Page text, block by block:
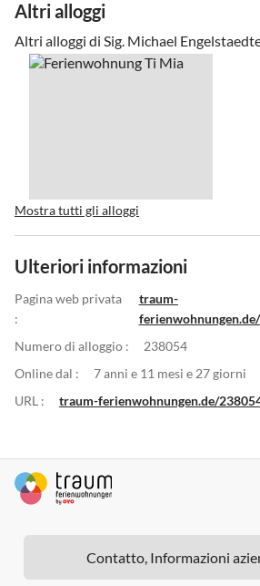
Altri alloggi
Altri alloggi di Sig. Michael
Mostra tutti gli alloggi
Ulteriori informazioni
Pagina web privata
:
traum-
Numero di alloggio :
238054
Online dal :
7 anni e 11 mesi e 27 giorni
URL :
traum-ferienwohnungen.de/
Contatto, Informazioni